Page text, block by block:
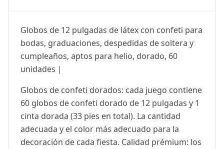
Globos de 12 pulgadas de látex con confeti para
bodas, graduaciones, despedidas de soltera y
cumpleaños, aptos para helio, dorado, 60
unidades |
Globos de confeti dorados: cada juego contiene
60 globos de confeti dorado de 12 pulgadas y 1
cinta dorada (33 pies en total). La cantidad
adecuada y el color más adecuado para la
decoración de cada fiesta. Calidad prémium: los